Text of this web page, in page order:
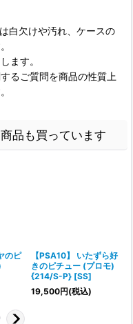
白欠けや汚れ、ケースの
ます。
るご質問を商品の性質上
品も買っています
のピ
【PSA10】 いたずら好
きのピチュー (プロモ)
{214/S-P} [SS]
19,500円(税込)